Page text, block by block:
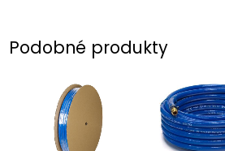
Podobné produkty